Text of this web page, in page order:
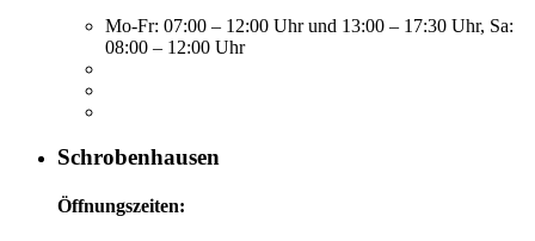
Mo-Fr: 07:00 – 12:00 Uhr und 13:00 – 17:30 Uhr, Sa:
08:00 – 12:00 Uhr
Schrobenhausen
Öffnungszeiten: